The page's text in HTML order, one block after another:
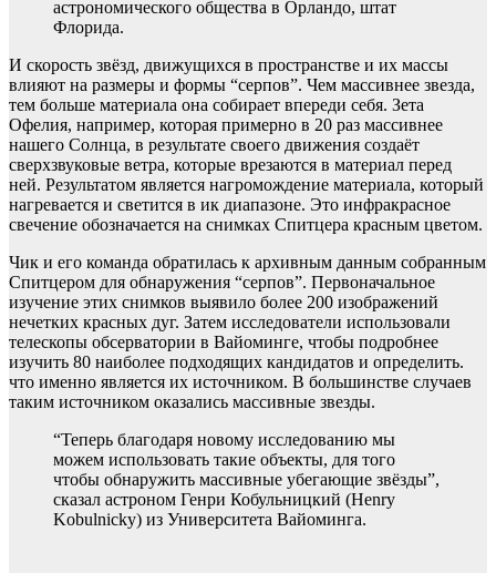
астрономического общества в Орландо, штат
Флорида.
И скорость звёзд, движущихся в пространстве и их массы
влияют на размеры и формы “серпов”. Чем массивнее звезда,
тем больше материала она собирает впереди себя. Зета
Офелия, например, которая примерно в 20 раз массивнее
нашего Солнца, в результате своего движения создаёт
сверхзвуковые ветра, которые врезаются в материал перед
ней. Результатом является нагромождение материала, который
нагревается и светится в ик диапазоне. Это инфракрасное
свечение обозначается на снимках Спитцера красным цветом.
Чик и его команда обратилась к архивным данным собранным
Спитцером для обнаружения “серпов”. Первоначальное
изучение этих снимков выявило более 200 изображений
нечетких красных дуг. Затем исследователи использовали
телескопы обсерватории в Вайоминге, чтобы подробнее
изучить 80 наиболее подходящих кандидатов и определить.
что именно является их источником. В большинстве случаев
таким источником оказались массивные звезды.
“Теперь благодаря новому исследованию мы
можем использовать такие объекты, для того
чтобы обнаружить массивные убегающие звёзды”,
сказал астроном Генри Кобульницкий (Henry
Kobulnicky) из Университета Вайоминга.